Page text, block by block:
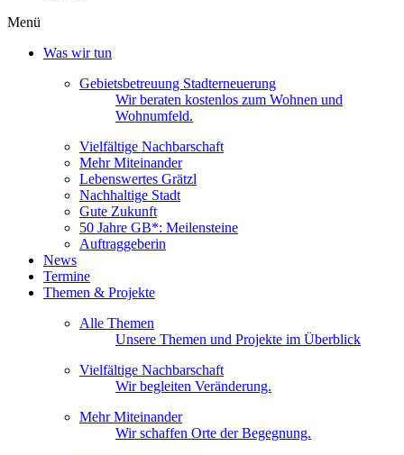
Menü
Was wir tun
Gebietsbetreuung Stadterneuerung
Wir beraten kostenlos zum Wohnen und
Wohnumfeld.
Vielfältige Nachbarschaft
Mehr Miteinander
Lebenswertes Grätzl
Nachhaltige Stadt
Gute Zukunft
50 Jahre GB*: Meilensteine
Auftraggeberin
News
Termine
Themen & Projekte
Alle Themen
Unsere Themen und Projekte im Überblick
Vielfältige Nachbarschaft
Wir begleiten Veränderung.
Mehr Miteinander
Wir schaffen Orte der Begegnung.